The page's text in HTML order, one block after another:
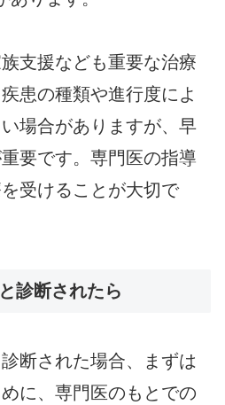
支援なども重要な治療
患の種類や進行度によ
場合がありますが、早
要です。専門医の指導
受けることが大切で
診断されたら
断された場合、まずは
に、専門医のもとでの